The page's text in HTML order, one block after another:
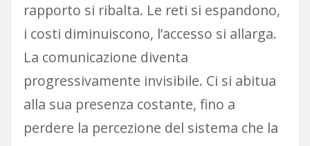
rapporto si ribalta. Le reti si espandono,
i costi diminuiscono, l’accesso si allarga.
La comunicazione diventa
progressivamente invisibile. Ci si abitua
alla sua presenza costante, fino a
perdere la percezione del sistema che la